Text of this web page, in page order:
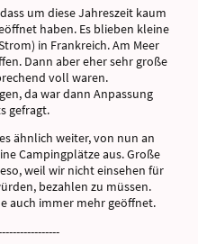
um diese Jahreszeit kaum
haben. Es blieben kleine
in Frankreich. Am Meer
Dann aber eher sehr große
voll waren.
da war dann Anpassung
gefragt.
ähnlich weiter, von nun an
Campingplätze aus. Große
weil wir nicht einsehen für
bezahlen zu müssen.
auch immer mehr geöffnet.